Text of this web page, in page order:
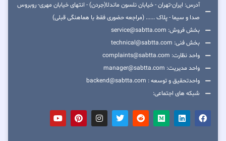
آدرس: ایران-تهران - خیابان نلسون ماندلا(جردن) - انتهای خیابان مهری- روبروس
صدا و سیما - پلاک ...... (مراجعه حضوری فقط با هماهنگی قبلی)
بخش فروش: service@sabtta.com
بخش فنی: technical@sabtta.com
واحد نظارت: complaints@sabtta.com
واحد مدیریت: manager@sabtta.com
واحدتحقیق و توسعه : backend@sabtta.com
شبکه های اجتماعی: